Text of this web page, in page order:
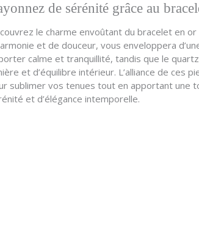
de sérénité grâce au
le charme envoûtant du bracelet en
et de douceur, vous enveloppera
calme et tranquillité, tandis que le
et d’équilibre intérieur. L’alliance de ces
sublimer vos tenues tout en apportant une
et d’élégance intemporelle.